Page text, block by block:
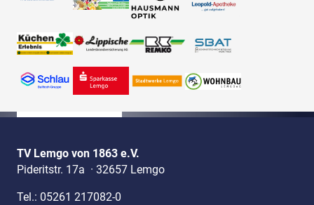
TV Lemgo von 1863 e.V.
Pideritstr. 17a · 32657 Lemgo
Tel.: 05261 217082-0